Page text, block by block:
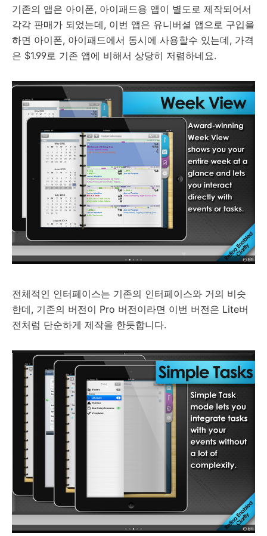
기존의 앱은 아이폰, 아이패드용 앱이 별도로 제작되어서
각각 판매가 되었는데, 이번 앱은 유니버셜 앱으로 구입을
하면 아이폰, 아이패드에서 동시에 사용할수 있는데, 가격
은 $1.99로 기존 앱에 비해서 상당히 저렴하네요.
전체적인 인터페이스는 기존의 인터페이스와 거의 비슷
한데, 기존의 버전이 Pro 버전이라면 이번 버전은 Lite버
전처럼 단순하게 제작을 한듯합니다.